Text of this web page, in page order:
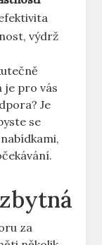
výdrž
je pro vás
Je‌
se
⁣za